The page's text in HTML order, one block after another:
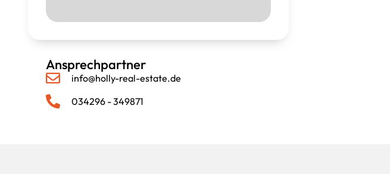
Ansprechpartner
info@holly-real-estate.de
034296 - 349871